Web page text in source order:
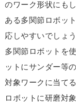
のワーク形状にも
ある多関節ロボッ
応しやすいでしょう
多関節ロボットを
ットにサンダー等
対象ワークに当て
ロボットに研磨対